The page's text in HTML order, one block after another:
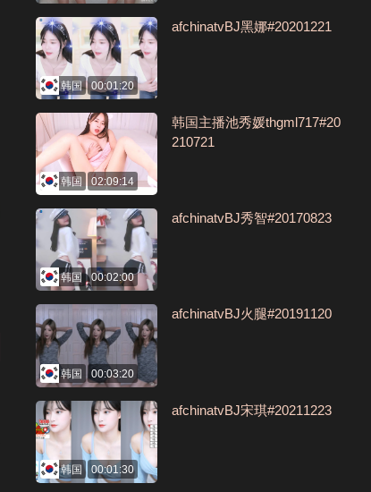
韩国 00:01:20
afchinatvBJ黑娜#20201221
韩国 02:09:14
韩国主播池秀媛thgml717#20
210721
韩国 00:02:00
afchinatvBJ秀智#20170823
韩国 00:03:20
afchinatvBJ火腿#20191120
韩国 00:01:30
afchinatvBJ宋琪#20211223